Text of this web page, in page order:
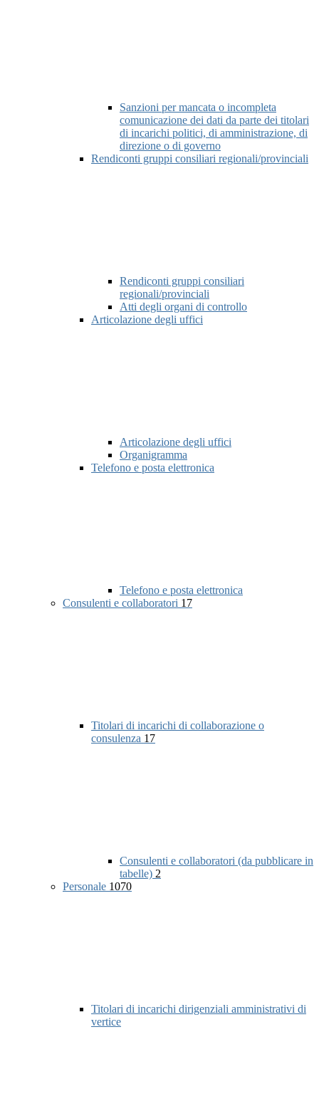
Sanzioni per mancata o incompleta
comunicazione dei dati da parte dei titolari
di incarichi politici, di amministrazione, di
direzione o di governo
Rendiconti gruppi consiliari regionali/provinciali
Rendiconti gruppi consiliari
regionali/provinciali
Atti degli organi di controllo
Articolazione degli uffici
Articolazione degli uffici
Organigramma
Telefono e posta elettronica
Telefono e posta elettronica
Consulenti e collaboratori 17
Titolari di incarichi di collaborazione o
consulenza 17
Consulenti e collaboratori (da pubblicare in
tabelle) 2
Personale 1070
Titolari di incarichi dirigenziali amministrativi di
vertice